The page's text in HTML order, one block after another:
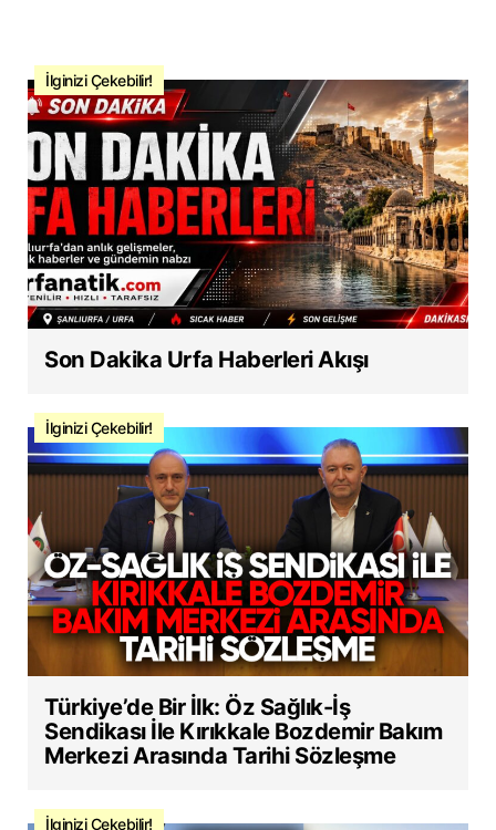
İlginizi Çekebilir!
Son Dakika Urfa Haberleri Akışı
İlginizi Çekebilir!
Türkiye’de Bir İlk: Öz Sağlık-İş
Sendikası İle Kırıkkale Bozdemir Bakım
Merkezi Arasında Tarihi Sözleşme
İlginizi Çekebilir!